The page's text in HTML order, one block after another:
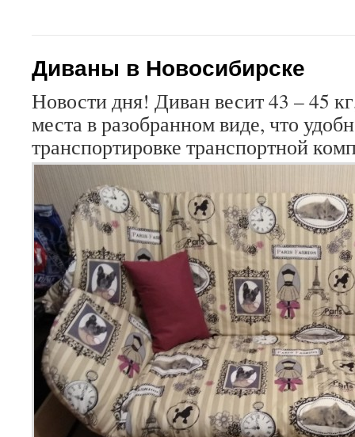
Диваны в Новосибирске
Новости дня! Диван весит 43 – 45
места в разобранном виде, что
транспортировке транспортной